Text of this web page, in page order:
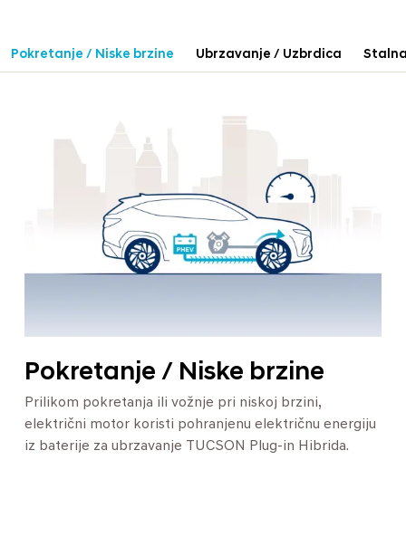
Pokretanje / Niske brzine Ubrzavanje / Uzbrdica
Pokretanje / Niske brzine
Prilikom pokretanja ili vožnje pri niskoj brzini,
električni motor koristi pohranjenu električnu energiju
iz baterije za ubrzavanje TUCSON Plug-in Hibrida.